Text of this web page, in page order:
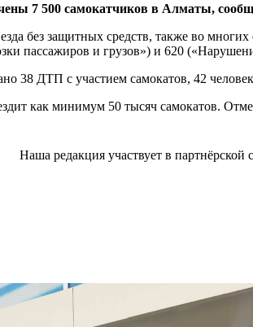
7 500 самокатчиков в Алматы,
без защитных средств, также во
пассажиров и грузов») и 620
38 ДТП с участием самокатов, 42
как минимум 50 тысяч самокатов.
Наша редакция участвует в партнёрской